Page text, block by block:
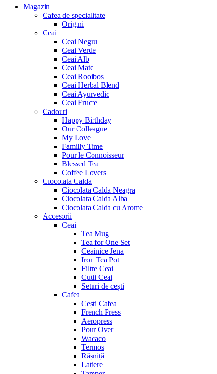
Magazin
Cafea de specialitate
Origini
Ceai
Ceai Negru
Ceai Verde
Ceai Alb
Ceai Mate
Ceai Rooibos
Ceai Herbal Blend
Ceai Ayurvedic
Ceai Fructe
Cadouri
Happy Birthday
Our Colleague
My Love
Familly Time
Pour le Connoisseur
Blessed Tea
Coffee Lovers
Ciocolata Calda
Ciocolata Calda Neagra
Ciocolata Calda Alba
Ciocolata Calda cu Arome
Accesorii
Ceai
Tea Mug
Tea for One Set
Ceainice Jena
Iron Tea Pot
Filtre Ceai
Cutii Ceai
Seturi de cești
Cafea
Cești Cafea
French Press
Aeropress
Pour Over
Wacaco
Termos
Râșniță
Latiere